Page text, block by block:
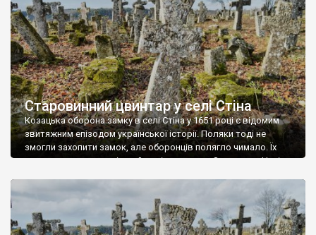
Старовинний цвинтар у селі Стіна
Козацька оборона замку в селі Стіна у 1651 році є відомим
звитяжним епізодом української історії. Поляки тоді не
змогли захопити замок, але оборонців полягло чимало. Їх
поховали на цвинтарі, який тоді називався Замковим. Нині на
ньому чимало хрестів 19 століття, є такі, де епітафії стер […]